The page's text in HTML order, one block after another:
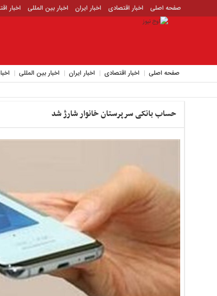
صفحه اصلی اخبار اقتصادی اخبار ایران اخبار بین المللی
اخبار
اخبار جدید
اخبار حوادث
صفحه اصلی اخبار اقتصادی اخبار ایران اخبار بین المللی
صفحه
اقتصادی
حساب بانکی سرپرستان خانوار شارژ شد